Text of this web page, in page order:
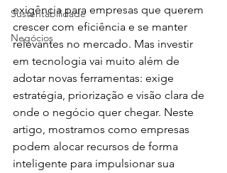
Sustentabilidade
Negócios
exigência para empresas que querem
crescer com eficiência e se manter
relevantes no mercado. Mas investir
em tecnologia vai muito além de
adotar novas ferramentas: exige
estratégia, priorização e visão clara de
onde o negócio quer chegar. Neste
artigo, mostramos como empresas
podem alocar recursos de forma
inteligente para impulsionar sua